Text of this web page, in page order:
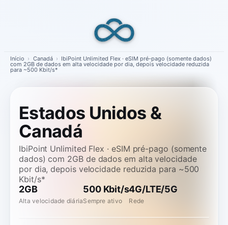
Início › Canadá › IbiPoint Unlimited Flex · eSIM pré-pago (somente dados)
com 2GB de dados em alta velocidade por dia, depois velocidade reduzida
para ~500 Kbit/s*
Estados Unidos &
Canadá
IbiPoint Unlimited Flex · eSIM pré-pago (somente
dados) com 2GB de dados em alta velocidade
por dia, depois velocidade reduzida para ~500
Kbit/s*
2GB
Alta velocidade diária
500 Kbit/s
Sempre ativo
4G/LTE/5G
Rede